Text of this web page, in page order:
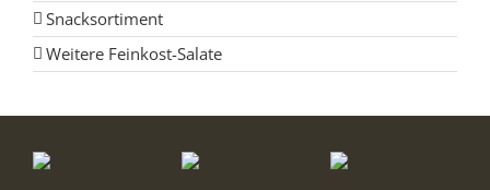
Snacksortiment
Weitere Feinkost-Salate